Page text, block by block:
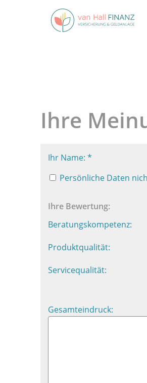
Ihre
Ihr Name: *
Persönliche Daten
Ihre Bewertung:
Beratungskompetenz:
Produktqualität:
Servicequalität:
Gesamteindruck: